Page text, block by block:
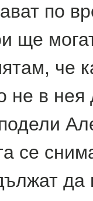
по
ще
че
не в
се
да